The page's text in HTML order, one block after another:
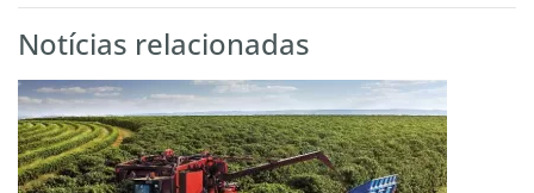
Notícias relacionadas